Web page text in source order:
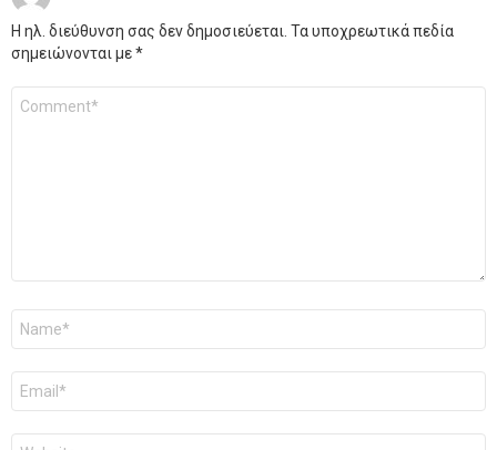
Η ηλ. διεύθυνση σας δεν δημοσιεύεται. Τα υποχρεωτικά πεδία
σημειώνονται με*